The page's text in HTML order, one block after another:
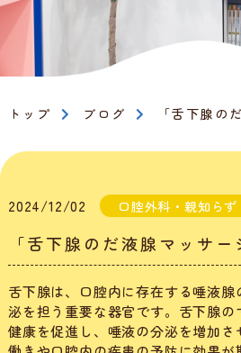
トップ ブログ 「舌下腺の
2024/12/02 口腔外科・親知らず
「舌下腺のだ液腺マッサー
舌下腺は、口腔内に存在する唾液
泌を担う重要な器官です。舌下腺
健康を促進し、唾液の分泌を増加